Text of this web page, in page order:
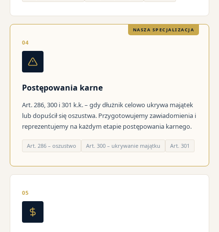
NASZA SPECJALIZACJA
04
Postępowania karne
Art. 286, 300 i 301 k.k. – gdy dłużnik celowo ukrywa majątek
lub dopuścił się oszustwa. Przygotowujemy zawiadomienia i
reprezentujemy na każdym etapie postępowania karnego.
Art. 286 – oszustwo Art. 300 – ukrywanie majątku Art. 301
05